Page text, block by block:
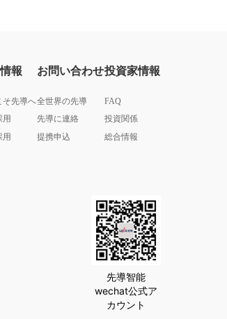
報
そ先導へ
用
用
お問い合わせ
全世界の先導
先導に連絡
提携申込
投資家情報
FAQ
投資関係
総合情報
先導智能
wechat公式ア
カウント